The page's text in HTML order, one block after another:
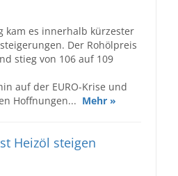
kam es innerhalb kürzester
Der Rohölpreis
stieg von 106 auf 109
auf der EURO-Krise und
Hoffnungen... Mehr »
Heizöl steigen